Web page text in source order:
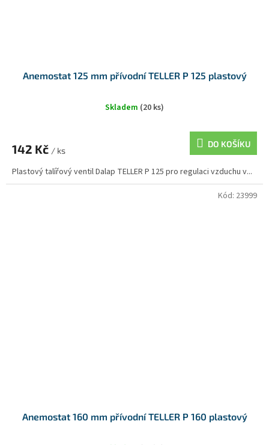
Anemostat 125 mm přívodní TELLER P 125 plastový
Skladem (20 ks)
142 Kč / ks
DO KOŠÍKU
Plastový talířový ventil Dalap TELLER P 125 pro regulaci vzduchu v...
Anemostat 160 mm přívodní TELLER P 160 plastový
Kód: 23999